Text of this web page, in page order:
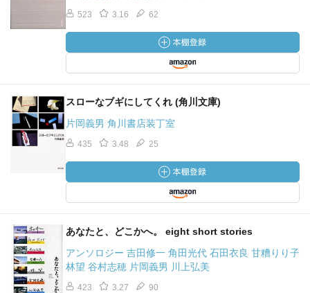
523 3.16 62
スローなブギにしてくれ (角川文庫)
片岡義男 角川書店装丁室
435 3.48 25
あなたと、どこかへ。 eight short stories
アンソロジー 吉田修一 角田光代 石田衣良 甘糟りり子
林望 谷村志穂 片岡義男 川上弘美
423 3.27 90